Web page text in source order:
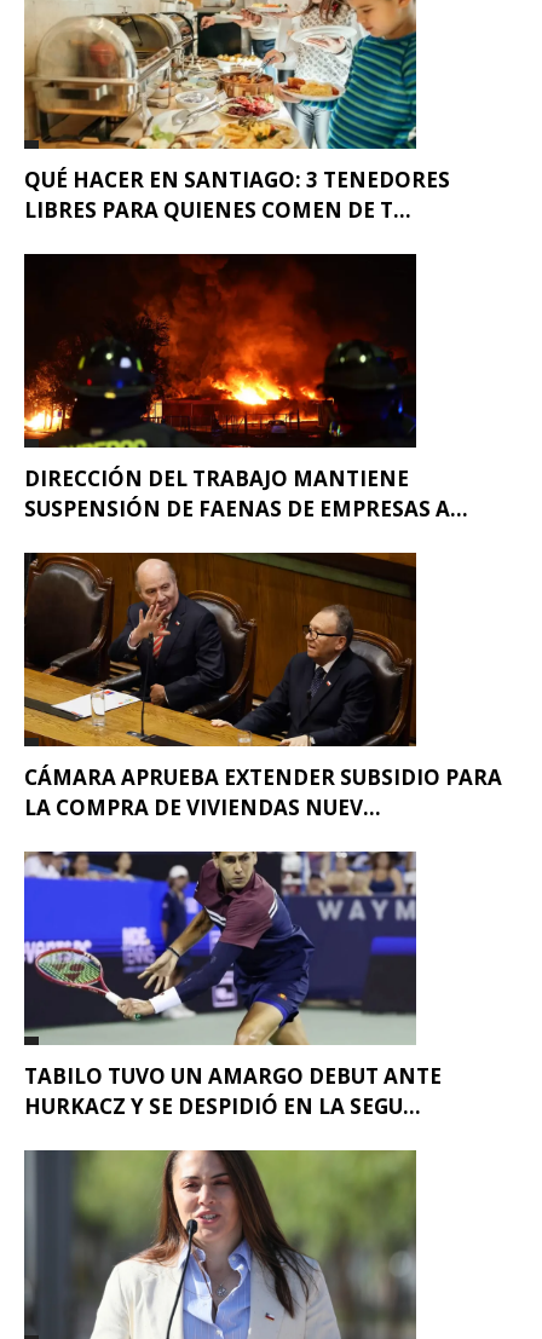
QUÉ HACER EN SANTIAGO: 3 TENEDORES
LIBRES PARA QUIENES COMEN DE T...
DIRECCIÓN DEL TRABAJO MANTIENE
SUSPENSIÓN DE FAENAS DE EMPRESAS A...
CÁMARA APRUEBA EXTENDER SUBSIDIO PARA
LA COMPRA DE VIVIENDAS NUEV...
TABILO TUVO UN AMARGO DEBUT ANTE
HURKACZ Y SE DESPIDIÓ EN LA SEGU...